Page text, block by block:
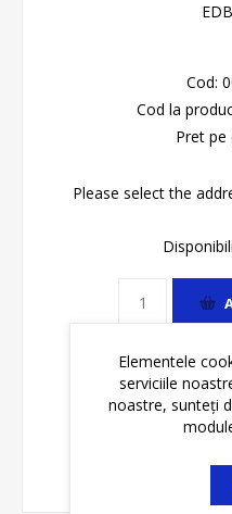
Cod:
Cod la
Pret pe
Please select the
Elementele
serviciile
noastre, sunteți